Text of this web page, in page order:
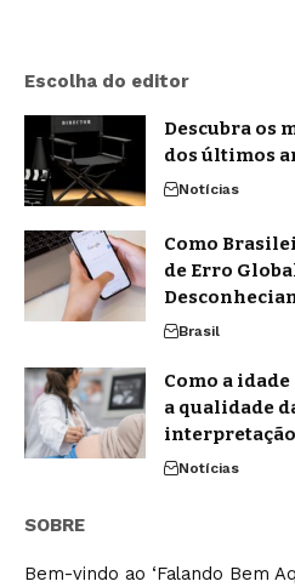
Escolha do editor
Descubra os
dos últimos
Notícias
Como
de Erro
Brasil
Como a
a qualidade
Notícias
SOBRE
Bem-vindo ao ‘Falando Bem